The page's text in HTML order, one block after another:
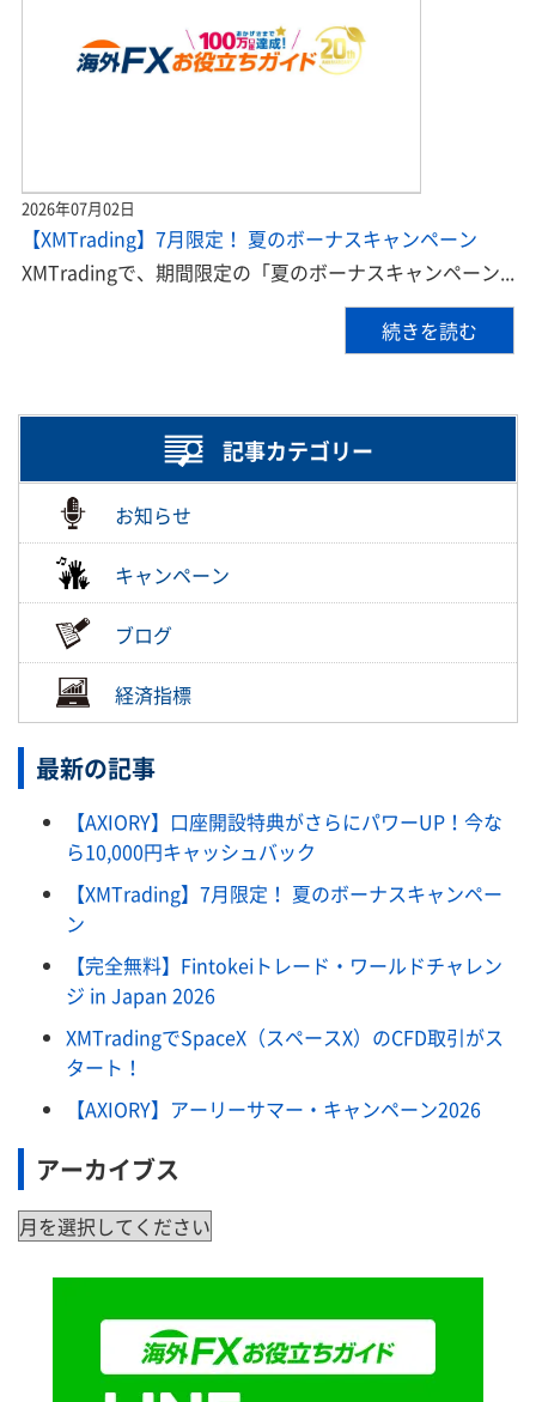
2026年07月02日
【XMTrading】7月限定！ 夏のボーナスキャンペーン
XMTradingで、期間限定の「夏のボーナスキャンペーン...
続きを読む
記事カテゴリー
お知らせ
キャンペーン
ブログ
経済指標
最新の記事
【AXIORY】口座開設特典がさらにパワーUP！今な
ら10,000円キャッシュバック
【XMTrading】7月限定！ 夏のボーナスキャンペー
ン
【完全無料】Fintokeiトレード・ワールドチャレン
ジ in Japan 2026
XMTradingでSpaceX（スペースX）のCFD取引がス
タート！
【AXIORY】アーリーサマー・キャンペーン2026
アーカイブス